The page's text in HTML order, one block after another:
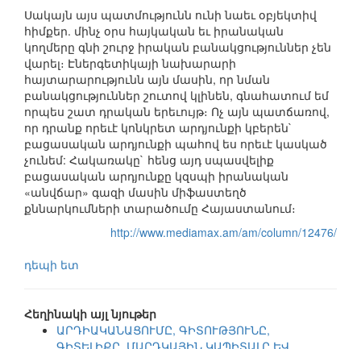
Սակայն այս պատմությունն ունի նաեւ օբյեկտիվ
հիմքեր. մինչ օրս հայկական եւ իրանական
կողմերը գնի շուրջ իրական բանակցություններ չեն
վարել։ Էներգետիկայի նախարարի
հայտարարությունն այն մասին, որ նման
բանակցություններ շուտով կլինեն, գնահատում եմ
որպես շատ դրական երեւույթ։ Ոչ այն պատճառով,
որ դրանք որեւէ կոնկրետ արդյունքի կբերեն`
բացասական արդյունքի պահով ես որեւէ կասկած
չունեմ: Հակառակը` հենց այդ սպասվելիք
բացասական արդյունքը կզսպի իրանական
«անվճար» գազի մասին միֆաստեղծ
քննարկումների տարածումը Հայաստանում։
http://www.mediamax.am/am/column/12476/
դեպի ետ
Հեղինակի այլ նյութեր
ԱՐԴԻԱԿԱՆԱՑՈՒՄԸ, ԳԻՏՈՒԹՅՈՒՆԸ,